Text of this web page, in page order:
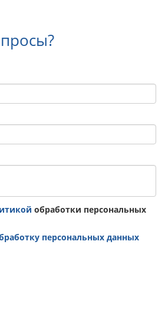
обработки персональных
персональных данных